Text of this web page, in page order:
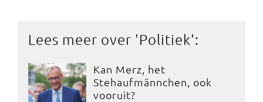
Lees meer over 'Politiek':
Kan Merz, het
Stehaufmännchen, ook
vooruit?